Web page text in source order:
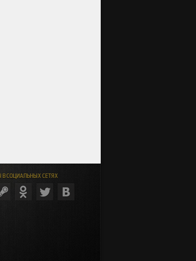
В СОЦИАЛЬНЫХ СЕТЯХ